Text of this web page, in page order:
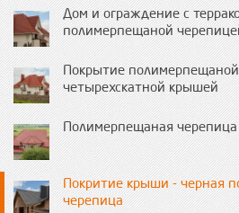
Дом и ограждение с
полимерпещаной
Покрытие
четырехскатной крышей
Полимерпещаная
Покритие крыши - черная
черепица